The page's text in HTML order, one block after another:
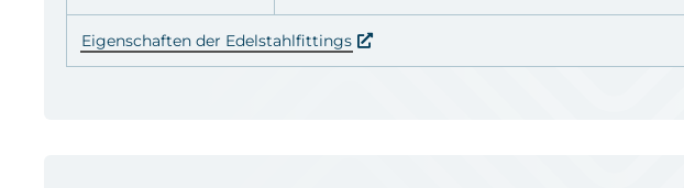
Eigenschaften der Edelstahlfittings